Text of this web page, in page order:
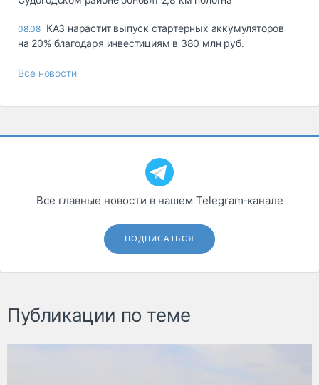
08.08 КАЗ нарастит выпуск стартерных аккумуляторов
на 20% благодаря инвестициям в 380 млн руб.
Все новости
Все главные новости в нашем Telegram‑канале
ПОДПИСАТЬСЯ
Публикации по теме